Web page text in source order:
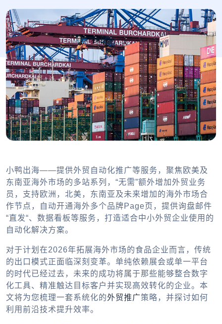
小鸭出海——提供外贸自动化推广等服务，聚焦欧美及
东南亚海外市场的多站系列，“无需”额外增加外贸业务
员，支持欧洲，北美，东南亚及未来增加的海外市场合
作节点，自动开通海外多个品牌Page页，提供询盘邮件
“直发“、数据看板等服务，打造适合中小外贸企业使用的
自动化解决方案。
对于计划在2026年拓展海外市场的食品企业而言，传统
的出口模式正面临深刻变革。单纯依赖展会或单一平台
的时代已经过去，未来的成功将属于那些能够整合数字
化工具、精准触达目标客户并实现高效转化的企业。本
文将为您梳理一套系统化的外贸推广策略，并探讨如何
利用前沿技术提升效率。